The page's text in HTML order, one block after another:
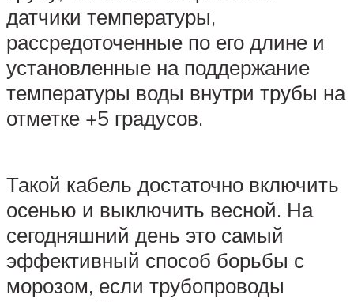
датчики температуры,
рассредоточенные по его длине и
установленные на поддержание
температуры воды внутри трубы на
отметке +5 градусов.
Такой кабель достаточно включить
осенью и выключить весной. На
сегодняшний день это самый
эффективный способ борьбы с
морозом, если трубопроводы